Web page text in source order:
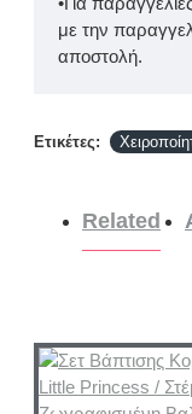
με την
αποστολή.
Ετικέτες:
Related